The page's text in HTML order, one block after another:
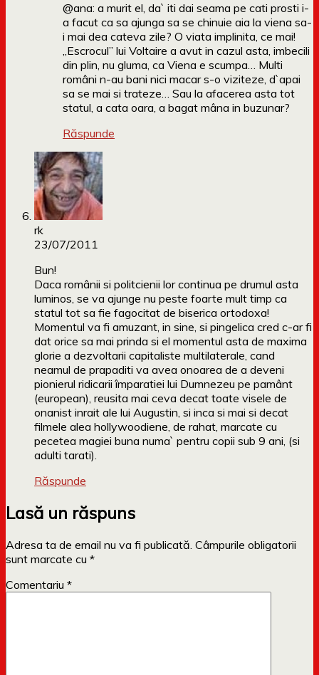
@ana: a murit el, da` iti dai seama pe cati prosti i-
a facut ca sa ajunga sa se chinuie aia la viena sa-
i mai dea cateva zile? O viata implinita, ce mai!
„Escrocul” lui Voltaire a avut in cazul asta, imbecili
din plin, nu gluma, ca Viena e scumpa… Multi
români n-au bani nici macar s-o viziteze, d`apai
sa se mai si trateze… Sau la afacerea asta tot
statul, a cata oara, a bagat mâna in buzunar?
Răspunde
rk
23/07/2011
Bun!
Daca românii si politcienii lor continua pe drumul asta
luminos, se va ajunge nu peste foarte mult timp ca
statul tot sa fie fagocitat de biserica ortodoxa!
Momentul va fi amuzant, in sine, si pingelica cred c-ar fi
dat orice sa mai prinda si el momentul asta de maxima
glorie a dezvoltarii capitaliste multilaterale, cand
neamul de prapaditi va avea onoarea de a deveni
pionierul ridicarii împaratiei lui Dumnezeu pe pamânt
(european), reusita mai ceva decat toate visele de
onanist inrait ale lui Augustin, si inca si mai si decat
filmele alea hollywoodiene, de rahat, marcate cu
pecetea magiei buna numa` pentru copii sub 9 ani, (si
adulti tarati).
Răspunde
Lasă un răspuns
Adresa ta de email nu va fi publicată. Câmpurile obligatorii
sunt marcate cu *
Comentariu *